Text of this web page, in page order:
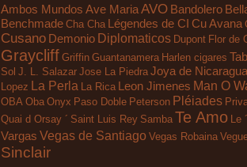
Ambos Mundos Ave MariaAVO Bandolero
Benchmade Cha Cha Légendes de CI Cu Avana
Cusano Demonio Diplomaticos Dupont Flor de
Graycliff Griffin Guantanamera Harlen cigares
Sol J. L. Salazar Jose La Piedra Joya de Nicaragua
Lopez La Perla La Rica Leon Jimenes Man O
OBA Oba Onyx Paso Doble Peterson Pléiades
Quai d Orsay ´ Saint Luis Rey Samba Te Amo Le
Vargas Vegas de Santiago Vegas Robaina
Sinclair